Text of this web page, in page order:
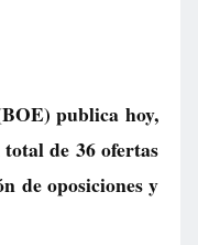
publica hoy,
total de 36 ofertas
de oposiciones y